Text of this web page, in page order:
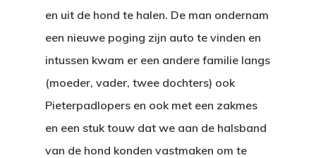
en uit de hond te halen. De man ondernam
een nieuwe poging zijn auto te vinden en
intussen kwam er een andere familie langs
(moeder, vader, twee dochters) ook
Pieterpadlopers en ook met een zakmes
en een stuk touw dat we aan de halsband
van de hond konden vastmaken om te